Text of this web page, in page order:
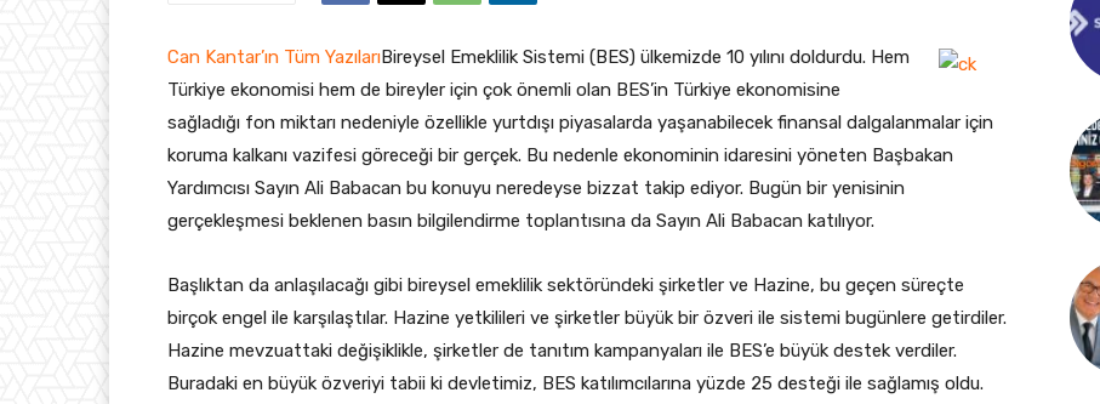
Can Kantar’ın Tüm YazılarıBireysel Emeklilik Sistemi (BES) ülkemizde 10 yılını doldurdu. Hem
Türkiye ekonomisi hem de bireyler için çok önemli olan BES’in Türkiye ekonomisine
sağladığı fon miktarı nedeniyle özellikle yurtdışı piyasalarda yaşanabilecek finansal dalgalanmalar için
koruma kalkanı vazifesi göreceği bir gerçek. Bu nedenle ekonominin idaresini yöneten Başbakan
Yardımcısı Sayın Ali Babacan bu konuyu neredeyse bizzat takip ediyor. Bugün bir yenisinin
gerçekleşmesi beklenen basın bilgilendirme toplantısına da Sayın Ali Babacan katılıyor.
Başlıktan da anlaşılacağı gibi bireysel emeklilik sektöründeki şirketler ve Hazine, bu geçen süreçte
birçok engel ile karşılaştılar. Hazine yetkilileri ve şirketler büyük bir özveri ile sistemi bugünlere getirdiler.
Hazine mevzuattaki değişiklikle, şirketler de tanıtım kampanyaları ile BES’e büyük destek verdiler.
Buradaki en büyük özveriyi tabii ki devletimiz, BES katılımcılarına yüzde 25 desteği ile sağlamış oldu.